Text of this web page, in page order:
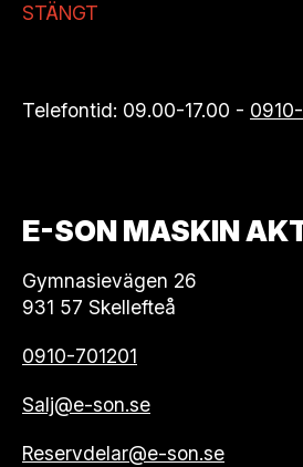
STÄNGT
Telefontid: 09.00-17.00 -
E-SON MASKIN
Gymnasievägen 26
931 57 Skellefteå
0910-701201
Salj@e-son.se
Reservdelar@e-son.se